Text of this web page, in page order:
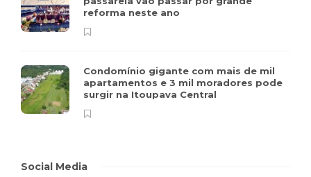
reforma neste ano
Condomínio gigante com mais de mil
apartamentos e 3 mil moradores pode
surgir na Itoupava Central
Social Media